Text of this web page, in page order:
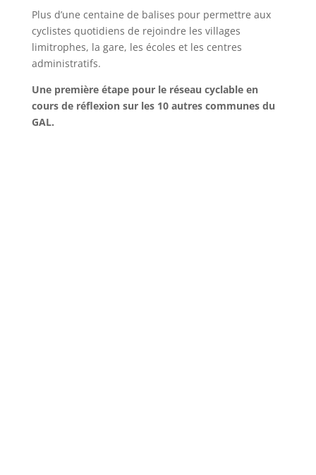
Plus d’une centaine de balises pour permettre aux
cyclistes quotidiens de rejoindre les villages
limitrophes, la gare, les écoles et les centres
administratifs.
Une première étape pour le réseau cyclable en
cours de réflexion sur les 10 autres communes du
GAL.